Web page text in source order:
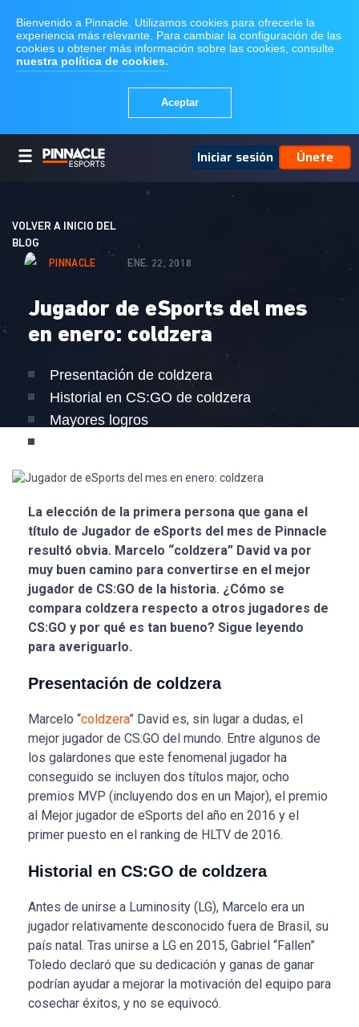
Iniciar sesión Únete
VOLVER A INICIO DEL
BLOG
PINNACLE ENE. 22, 2018
Jugador de eSports del mes
en enero: coldzera
Presentación de coldzera
Historial en CS:GO de coldzera
Mayores logros
La elección de la primera persona que gana el
título de Jugador de eSports del mes de Pinnacle
resultó obvia. Marcelo “coldzera” David va por
muy buen camino para convertirse en el mejor
jugador de CS:GO de la historia. ¿Cómo se
compara coldzera respecto a otros jugadores de
CS:GO y por qué es tan bueno? Sigue leyendo
para averiguarlo.
Presentación de coldzera
Marcelo “coldzera” David es, sin lugar a dudas, el
mejor jugador de CS:GO del mundo. Entre algunos de
los galardones que este fenomenal jugador ha
conseguido se incluyen dos títulos major, ocho
premios MVP (incluyendo dos en un Major), el premio
al Mejor jugador de eSports del año en 2016 y el
primer puesto en el ranking de HLTV de 2016.
Historial en CS:GO de coldzera
Antes de unirse a Luminosity (LG), Marcelo era un
jugador relativamente desconocido fuera de Brasil, su
país natal. Tras unirse a LG en 2015, Gabriel “Fallen”
Toledo declaró que su dedicación y ganas de ganar
podrían ayudar a mejorar la motivación del equipo para
cosechar éxitos, y no se equivocó.